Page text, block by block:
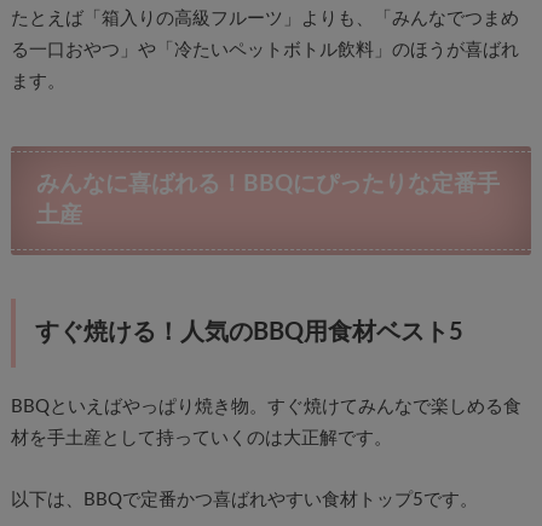
たとえば「箱入りの高級フルーツ」よりも、「みんなでつまめ
る一口おやつ」や「冷たいペットボトル飲料」のほうが喜ばれ
ます。
みんなに喜ばれる！BBQにぴったりな定番手
土産
すぐ焼ける！人気のBBQ用食材ベスト5
BBQといえばやっぱり焼き物。すぐ焼けてみんなで楽しめる食
材を手土産として持っていくのは大正解です。
以下は、BBQで定番かつ喜ばれやすい食材トップ5です。